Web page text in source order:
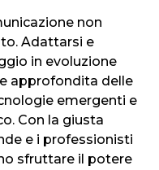
non
Adattarsi e
in evoluzione
approfondita delle
emergenti e
Con la giusta
e i professionisti
sfruttare il potere